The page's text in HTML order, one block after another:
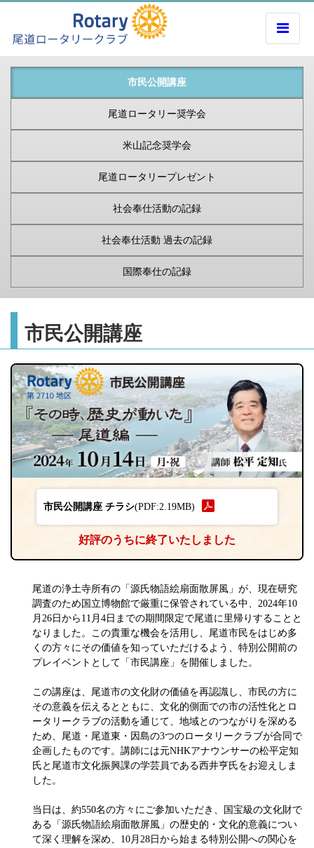
市民公開講座
尾道ロータリー奨学会
米山記念奨学会
尾道ロータリープレゼント
社会奉仕活動の記録
社会奉仕活動 過去の記録
国際奉仕の記録
市民公開講座
市民公開講座 チラシ(PDF:2.19MB)
好評のうちに終了いたしました
尾道の浄土寺所有の「源氏物語絵扇面散屏風」が、現在研究
調査のため国立博物館で厳重に保管されている中、2024年10
月26日から11月4日までの期間限定で尾道に里帰りすることと
なりました。この貴重な機会を活用し、尾道市民をはじめ多
くの方々にその価値を知っていただけるよう、特別公開前の
プレイベントとして「市民講座」を開催しました。
この講座は、尾道市の文化財の価値を再認識し、市民の方に
その意義を伝えるとともに、文化的側面での市の活性化とロ
ータリークラブの活動を通じて、地域とのつながりを深める
ため、尾道・尾道東・因島の3つのロータリークラブが合同で
企画したものです。講師には元NHKアナウンサーの松平定知
氏と尾道市文化振興課の学芸員である西井亨氏をお迎えしま
した。
当日は、約550名の方々にご参加いただき、国宝級の文化財で
ある「源氏物語絵扇面散屏風」の歴史的・文化的意義につい
て深く理解を深め、10月28日から始まる特別公開への関心を